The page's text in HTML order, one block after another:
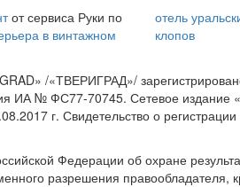
от сервиса Руки по
в винтажном
отель
клопов
/«ТВЕРИГРАД»/
ИА № ФС77-70745. Сетевое издание
г. Свидетельство о
Федерации об охране
разрешения правообладателя,